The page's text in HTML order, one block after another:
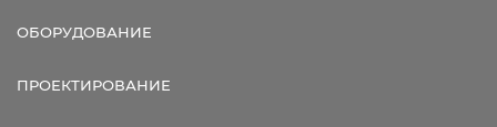
ОБОРУДОВАНИЕ
ПРОЕКТИРОВАНИЕ